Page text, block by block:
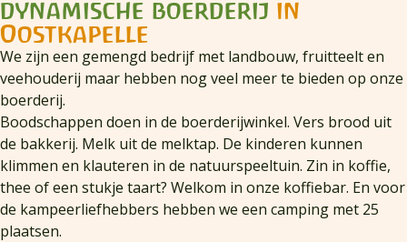
dynamische boerderij in
Oostkapelle
We zijn een gemengd bedrijf met landbouw, fruitteelt en
veehouderij maar hebben nog veel meer te bieden op onze
boerderij.
Boodschappen doen in de boerderijwinkel. Vers brood uit
de bakkerij. Melk uit de melktap. De kinderen kunnen
klimmen en klauteren in de natuurspeeltuin. Zin in koffie,
thee of een stukje taart? Welkom in onze koffiebar. En voor
de kampeerliefhebbers hebben we een camping met 25
plaatsen.